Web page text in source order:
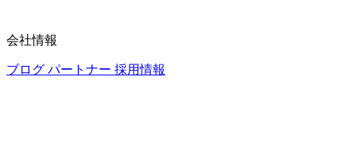
会社情報
ブログ パートナー 採用情報